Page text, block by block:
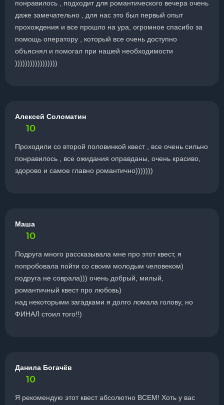
понравилось , подходит для романтического вечера очень
даже замечательно , для нас это был первый опыт
прохождения и все прошло на ура, огромное спасибо за
помощь оператору , который все очень доступно
объяснял и помогал при нашей необходимости
)))))))))))))))))
Алексей Соломатин
10
Проходили со второй половинкой квест , все очень сильно
понравилось , все ожидания оправданы, очень красиво,
здорово и самое главно романтично)))))))
Маша
10
Подруга много рассказывала мне про этот квест, я
попробовала пойти со своим молодым человеком)
подруга не соврала))) очень добрый, милый,
романтичный квест про любовь)
над некоторыми загадками я долго ломала голову, но
ФИНАЛ стоил того!!)
Данила Богачёв
10
Я рекомендую этот квест абсолютно ВСЕМ! Хоть у вас